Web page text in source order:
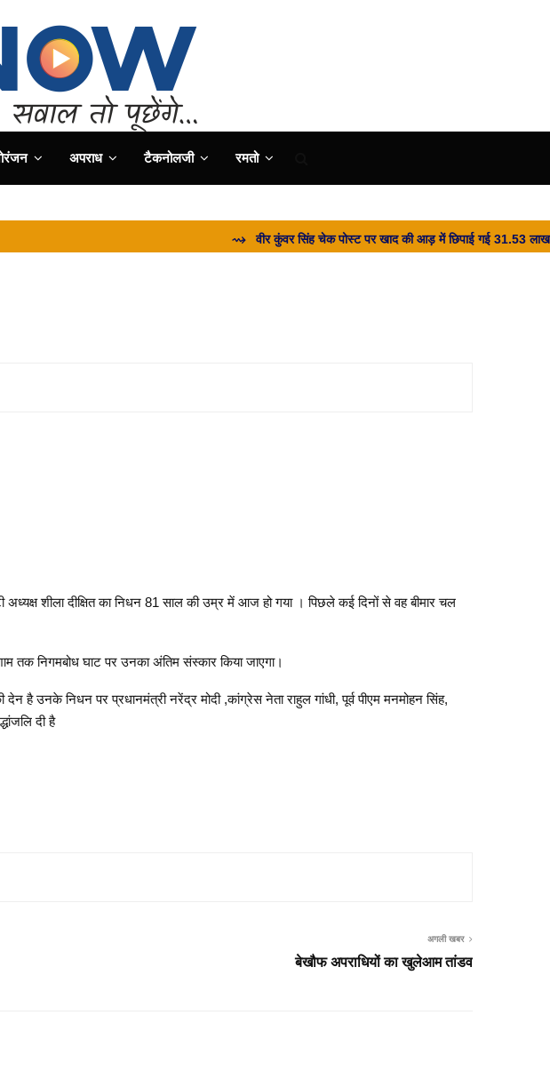
अपराध टैकनोलजी रमतो
⇝ वीर कुंवर सिंह चेक पोस्ट पर खाद की आड़ में छिपाई गई 31.53 लाख की
अध्यक्ष शीला दीक्षित का निधन 81 साल की उम्र में आज हो गया । पिछले कई दिनों से वह बीमार चल
तक निगमबोध घाट पर उनका अंतिम संस्कार किया जाएगा।
है उनके निधन पर प्रधानमंत्री नरेंद्र मोदी ,कांग्रेस नेता राहुल गांधी, पूर्व पीएम मनमोहन सिंह,
दी है
अगली खबर
बेखौफ अपराधियों का खुलेआम तांडव